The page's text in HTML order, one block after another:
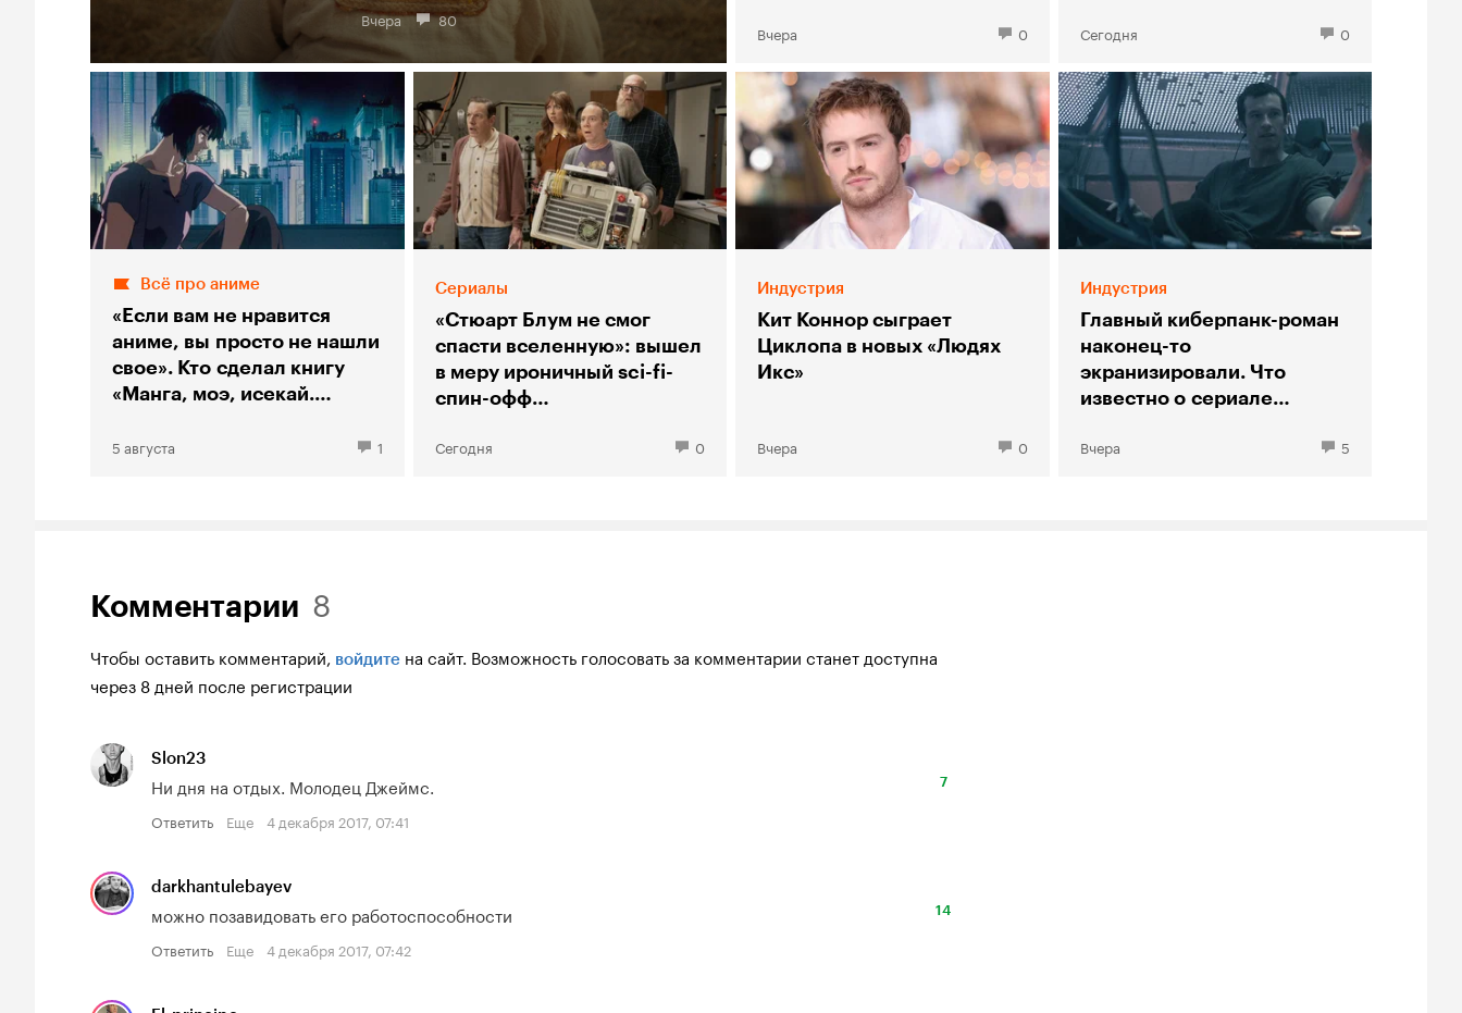
Вчера 80
Вчера 0 Сегодня 0
Всё про аниме
«Если вам не нравится
аниме, вы просто не нашли
свое». Кто сделал книгу
«Манга, моэ, исекай.
5 августа 1
Сериалы
«Стюарт Блум не смог
спасти вселенную»: вышел
в меру ироничный sci-fi-
спин-офф
Сегодня 0
Индустрия
Кит Коннор сыграет
Циклопа в новых «Людях
Икс»
Вчера 0
Индустрия
Главный киберпанк-роман
наконец-то
экранизировали. Что
известно о сериале
Вчера 5
Комментарии 8
Чтобы оставить комментарий, войдите на сайт. Возможность голосовать за комментарии станет доступна
через 8 дней после регистрации
Slon23
Ни дня на отдых. Молодец Джеймс.
Ответить Еще 4 декабря 2017, 07:41
7
darkhantulebayev
можно позавидовать его работоспособности
Ответить Еще 4 декабря 2017, 07:42
14